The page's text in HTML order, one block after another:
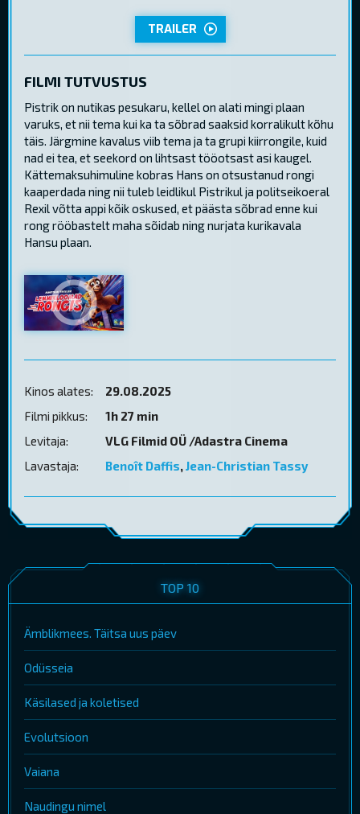
TRAILER
FILMI TUTVUSTUS
Pistrik on nutikas pesukaru, kellel on alati mingi plaan
varuks, et nii tema kui ka ta sõbrad saaksid korralikult kõhu
täis. Järgmine kavalus viib tema ja ta grupi kiirrongile, kuid
nad ei tea, et seekord on lihtsast tööotsast asi kaugel.
Kättemaksuhimuline kobras Hans on otsustanud rongi
kaaperdada ning nii tuleb leidlikul Pistrikul ja politseikoeral
Rexil võtta appi kõik oskused, et päästa sõbrad enne kui
rong rööbastelt maha sõidab ning nurjata kurikavala
Hansu plaan.
Kinos alates:
29.08.2025
Filmi pikkus:
1h 27 min
Levitaja:
VLG Filmid OÜ /Adastra Cinema
Lavastaja:
Benoît Daffis, Jean-Christian Tassy
TOP 10
Ämblikmees. Täitsa uus päev
Odüsseia
Käsilased ja koletised
Evolutsioon
Vaiana
Naudingu nimel